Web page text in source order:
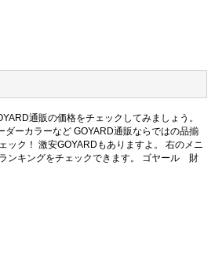
通販の価格をチェックしてみましょう。
ダーカラーなど GOYARD通販ならではの品揃
ック！ 激安GOYARDもありますよ。 右のメニ
ンキングをチェックできます。 ゴヤール 財